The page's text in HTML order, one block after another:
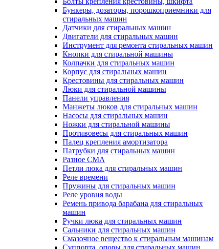
Бункеры, дозаторы, порошкоприемники для
стиральных машин
Датчики для стиральных машин
Двигатели для стиральных машин
Инструмент для ремонта стиральных машин
Кнопки для стиральной машины
Колпачки для стиральных машин
Корпус для стиральных машин
Крестовины для стиральных машин
Люки для стиральной машины
Панели управления
Манжеты люков для стиральных машин
Насосы для стиральных машин
Ножки для стиральной машины
Противовесы для стиральных машин
Палец крепления амортизатора
Патрубки для стиральных машин
Разное СМА
Петли люка для стиральных машин
Реле времени
Пружины для стиральных машин
Реле уровня воды
Ремень привода барабана для стиральных
машин
Ручки люка для стиральных машин
Сальники для стиральных машин
Смазочное вещество к стиральным машинам
Суппорта, опоры для стиральных машин